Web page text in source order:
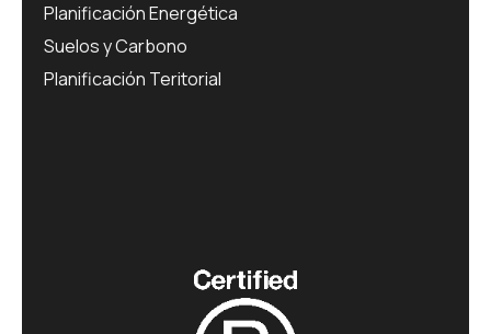
Planificación Energética
Suelos y Carbono
Planificación Teritorial